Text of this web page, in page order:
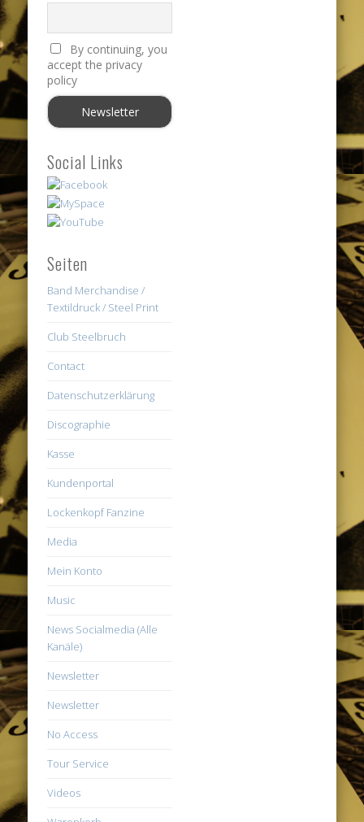
By continuing, you
accept the privacy
policy
Social Links
Seiten
Band Merchandise /
Textildruck / Steel Print
Club Steelbruch
Contact
Datenschutzerklärung
Discographie
Kasse
Kundenportal
Lockenkopf Fanzine
Media
Mein Konto
Music
News Socialmedia (Alle
Kanäle)
Newsletter
Newsletter
No Access
Tour Service
Videos